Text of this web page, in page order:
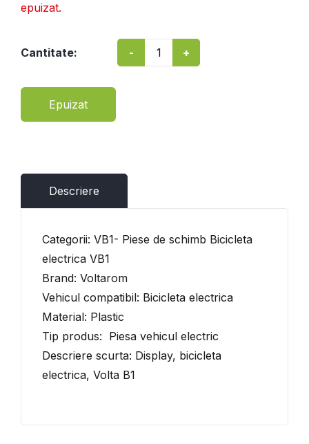
epuizat.
Cantitate: - +
Epuizat
Descriere
Categorii: VB1- Piese de schimb Bicicleta
electrica VB1
Brand: Voltarom
Vehicul compatibil: Bicicleta electrica
Material: Plastic
Tip produs: Piesa vehicul electric
Descriere scurta: Display, bicicleta
electrica, Volta B1